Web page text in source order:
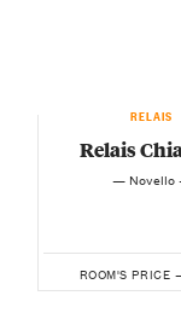
RELAIS
Relais
—
ROOM'S PRICE